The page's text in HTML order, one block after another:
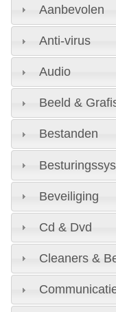
Aanbevolen
Anti-virus
Audio
Beeld &
Bestanden
Beveiliging
Cd & Dvd
Cleaners &